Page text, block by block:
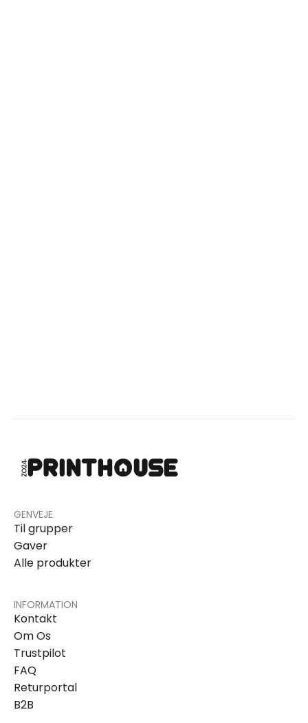
GENVEJE
Til grupper
Gaver
Alle produkter
INFORMATION
Kontakt
Om Os
Trustpilot
FAQ
Returportal
B2B